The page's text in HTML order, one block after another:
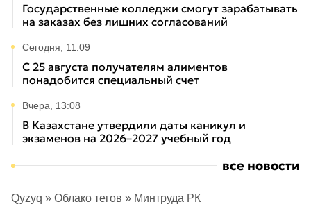
Государственные колледжи смогут зарабатывать
на заказах без лишних согласований
Сегодня, 11:09
С 25 августа получателям алиментов
понадобится специальный счет
Вчера, 13:08
В Казахстане утвердили даты каникул и
экзаменов на 2026–2027 учебный год
все новости
Qyzyq » Облако тегов » Минтруда РК